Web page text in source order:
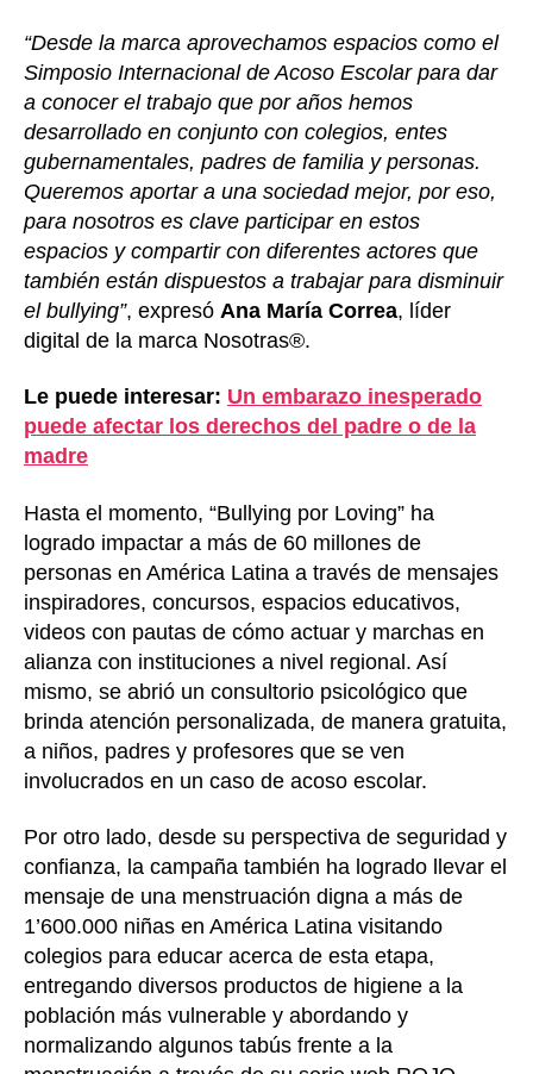
“Desde la marca aprovechamos espacios como el
Simposio Internacional de Acoso Escolar para dar
a conocer el trabajo que por años hemos
desarrollado en conjunto con colegios, entes
gubernamentales, padres de familia y personas.
Queremos aportar a una sociedad mejor, por eso,
para nosotros es clave participar en estos
espacios y compartir con diferentes actores que
también están dispuestos a trabajar para disminuir
el bullying”, expresó Ana María Correa, líder
digital de la marca Nosotras®.
Le puede interesar: Un embarazo inesperado
puede afectar los derechos del padre o de la
madre
Hasta el momento, “Bullying por Loving” ha
logrado impactar a más de 60 millones de
personas en América Latina a través de mensajes
inspiradores, concursos, espacios educativos,
videos con pautas de cómo actuar y marchas en
alianza con instituciones a nivel regional. Así
mismo, se abrió un consultorio psicológico que
brinda atención personalizada, de manera gratuita,
a niños, padres y profesores que se ven
involucrados en un caso de acoso escolar.
Por otro lado, desde su perspectiva de seguridad y
confianza, la campaña también ha logrado llevar el
mensaje de una menstruación digna a más de
1’600.000 niñas en América Latina visitando
colegios para educar acerca de esta etapa,
entregando diversos productos de higiene a la
población más vulnerable y abordando y
normalizando algunos tabús frente a la